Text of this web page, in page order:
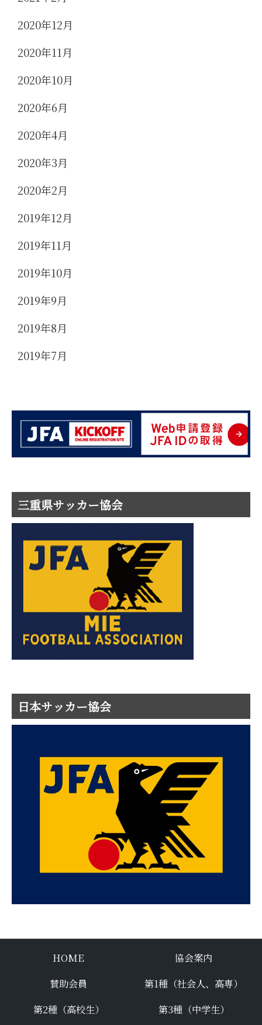
2020年12月
2020年11月
2020年10月
2020年6月
2020年4月
2020年3月
2020年2月
2019年12月
2019年11月
2019年10月
2019年9月
2019年8月
2019年7月
三重県サッカー協会
日本サッカー協会
HOME
協会案内
賛助会員
第1種（社会人、高専）
第2種（高校生）
第3種（中学生）